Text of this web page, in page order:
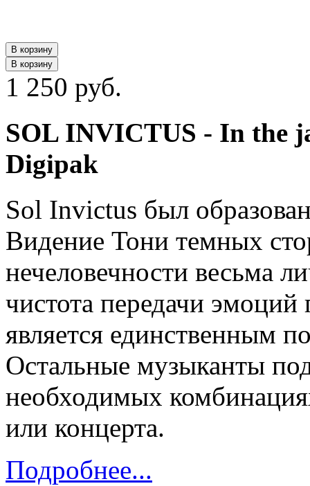
В корзину
В корзину
1 250 руб.
SOL INVICTUS - In the
Digipak
Sol Invictus был
Видение Тони темных
нечеловечности весьма
чистота передачи
является единственным
Остальные музыканты
необходимых
или концерта.
Подробнее...